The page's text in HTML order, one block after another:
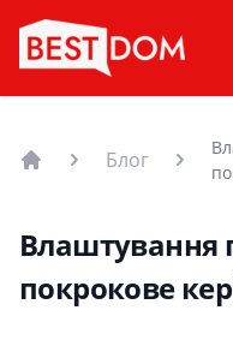
Блог
Влаштування
покрокове